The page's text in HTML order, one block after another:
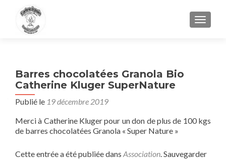
Barres chocolatées Granola Bio
Catherine Kluger SuperNature
Publié le 19 décembre 2019
Merci à Catherine Kluger pour un don de plus de 100 kgs
de barres chocolatées Granola « Super Nature »
Cette entrée a été publiée dans Association. Sauvegarder